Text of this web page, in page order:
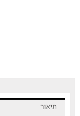
תיאור